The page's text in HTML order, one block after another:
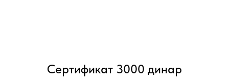
Сертификат 3000 динар